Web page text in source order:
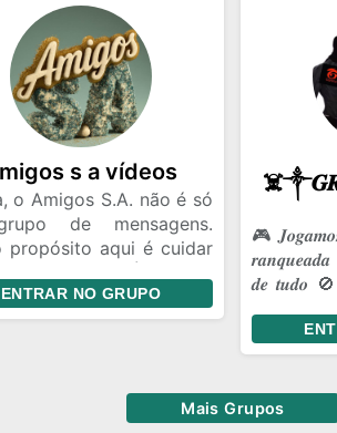
começa assim. Talvez
encontre um amigo...
um contatinho... Talvez
que vire parte da sua
😏🔥 📣 𝗘𝗡𝗧𝗥𝗔... ✔
conversa. ✔ Memes. ✔
s a vídeos
o Amigos S.A. não é só
de mensagens.
propósito aqui é cuidar
onde a gente pode ser
gente é, dar risada das
a gente continue
essa turma unida.
ENTRAR NO GRUPO
🎮
𝒅𝒆 𝒕𝒖𝒅𝒐 🚫
Mais Grupos